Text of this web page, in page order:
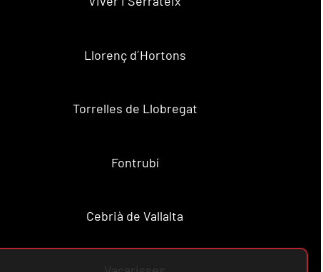
Llorenç d´Hortons
Torrelles de Llobregat
Fontrubí
Cebrià de Vallalta